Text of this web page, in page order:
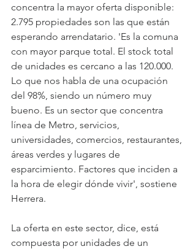
concentra la mayor oferta disponible:
2.795 propiedades son las que están
esperando arrendatario. 'Es la comuna
con mayor parque total. El stock total
de unidades es cercano a las 120.000.
Lo que nos habla de una ocupación
del 98%, siendo un número muy
bueno. Es un sector que concentra
línea de Metro, servicios,
universidades, comercios, restaurantes,
áreas verdes y lugares de
esparcimiento. Factores que inciden a
la hora de elegir dónde vivir', sostiene
Herrera.
La oferta en este sector, dice, está
compuesta por unidades de un